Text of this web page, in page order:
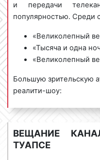
Выделяют несколько
1) По времени
развернутые (от
блиц-ролики
2) По содержанию:
экранные
информационные
ролики-
и передачи
популярностью. Среди
«Великолепный
«Тысяча и одна
«Великолепный
Большую зрительскую
реалити-шоу:
«Беременные»;
«Давай
«Свадебный
ВЕЩАНИЕ
ТУАПСЕ